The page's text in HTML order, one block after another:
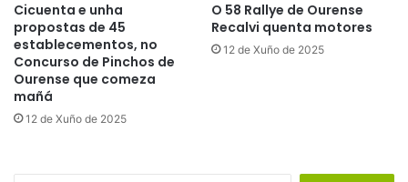
Cicuenta e unha
propostas de 45
establecementos, no
Concurso de Pinchos de
Ourense que comeza
mañá
12 de Xuño de 2025
O 58 Rallye de Ourense
Recalvi quenta motores
12 de Xuño de 2025